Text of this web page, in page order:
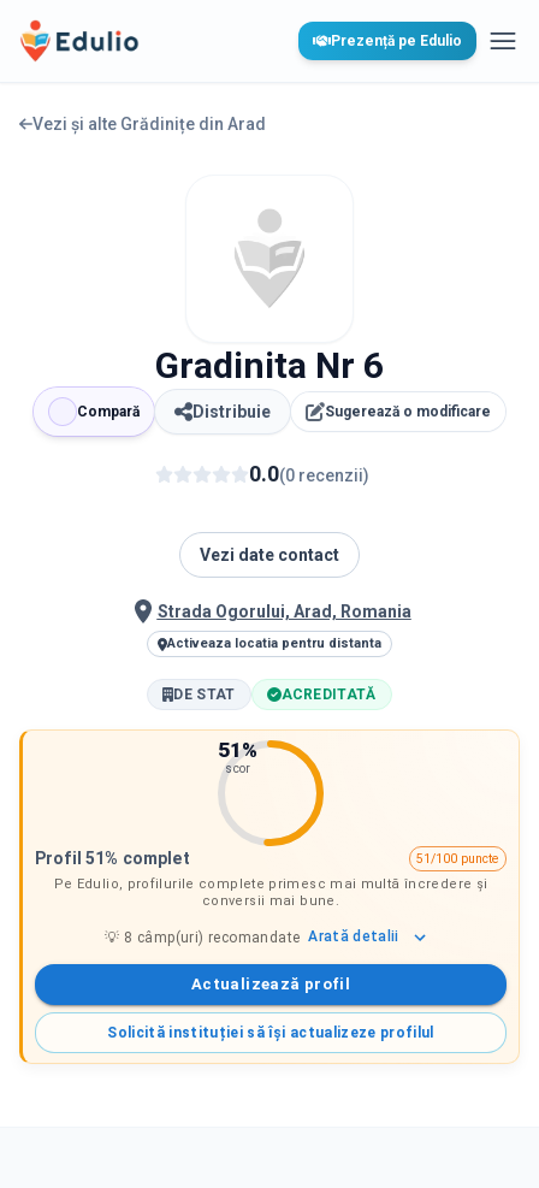
Edulio Prezență pe Edulio
Vezi și alte Grădinițe din Arad
Gradinita Nr 6
Compară Distribuie Sugerează o modificare
0.0(0 recenzii)
Vezi date contact
Strada Ogorului, Arad, Romania
Activeaza locatia pentru distanta
DE STAT ACREDITATĂ
51%
scor
Profil 51% complet
51/100 puncte
Pe Edulio, profilurile complete primesc mai multă încredere și
conversii mai bune.
💡 8 câmp(uri) recomandate Arată detalii
Actualizează profil
Solicită instituției să își actualizeze profilul